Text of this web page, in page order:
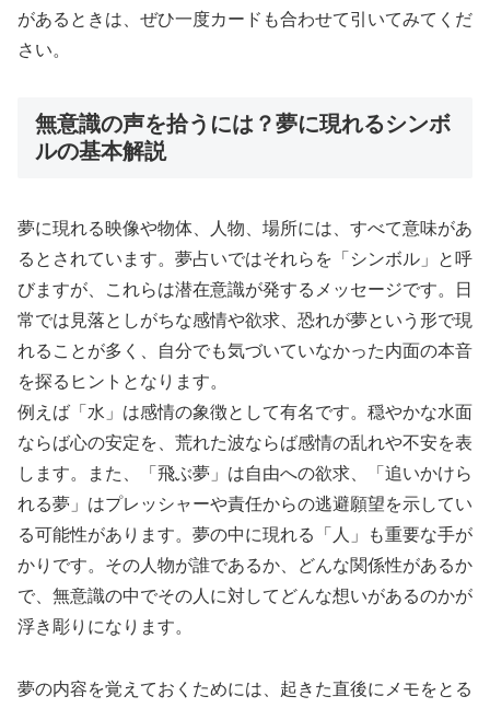
があるときは、ぜひ一度カードも合わせて引いてみてくだ
さい。
無意識の声を拾うには？夢に現れるシンボ
ルの基本解説
夢に現れる映像や物体、人物、場所には、すべて意味があ
るとされています。夢占いではそれらを「シンボル」と呼
びますが、これらは潜在意識が発するメッセージです。日
常では見落としがちな感情や欲求、恐れが夢という形で現
れることが多く、自分でも気づいていなかった内面の本音
を探るヒントとなります。
例えば「水」は感情の象徴として有名です。穏やかな水面
ならば心の安定を、荒れた波ならば感情の乱れや不安を表
します。また、「飛ぶ夢」は自由への欲求、「追いかけら
れる夢」はプレッシャーや責任からの逃避願望を示してい
る可能性があります。夢の中に現れる「人」も重要な手が
かりです。その人物が誰であるか、どんな関係性があるか
で、無意識の中でその人に対してどんな想いがあるのかが
浮き彫りになります。
夢の内容を覚えておくためには、起きた直後にメモをとる